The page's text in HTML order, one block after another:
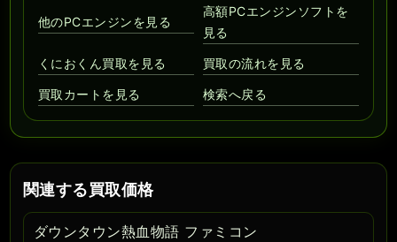
他のPCエンジンを見る
高額PCエンジンソフトを
見る
くにおくん買取を見る 買取の流れを見る
買取カートを見る 検索へ戻る
関連する買取価格
ダウンタウン熱血物語 ファミコン